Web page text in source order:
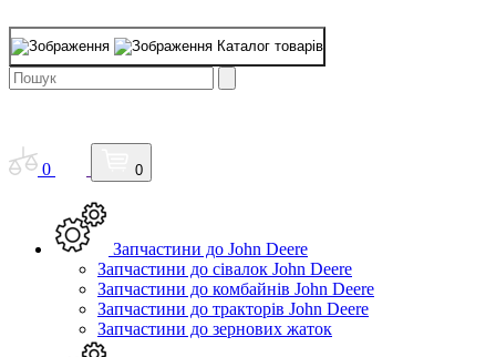
Каталог товарів
0 0
Запчастини до John Deere
Запчастини до сівалок John Deere
Запчастини до комбайнів John Deere
Запчастини до тракторів John Deere
Запчастини до зернових жаток